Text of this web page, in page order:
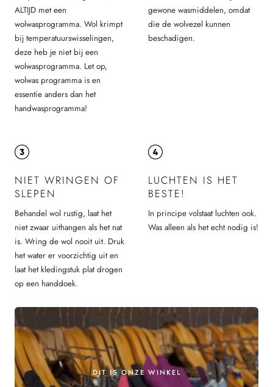
ALTIJD met een
wolwasprogramma. Wol krimpt
bij temperatuurswisselingen,
deze heb je niet bij een
wolwasprogramma. Let op,
wolwas programma is en
essentie anders dan het
handwasprogramma!
gewone wasmiddelen, omdat
die de wolvezel kunnen
beschadigen.
NIET WRINGEN OF
SLEPEN
Behandel wol rustig, laat het
niet zwaar uithangen als het nat
is. Wring de wol nooit uit. Druk
het water er voorzichtig uit en
laat het kledingstuk plat drogen
op een handdoek.
LUCHTEN IS HET
BESTE!
In principe volstaat luchten ook.
Was alleen als het echt nodig is!
DIT IS ONZE WINKEL